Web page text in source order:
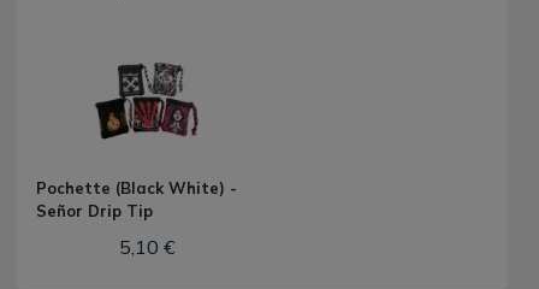
Pochette (Black White) -
Señor Drip Tip
5,10 €